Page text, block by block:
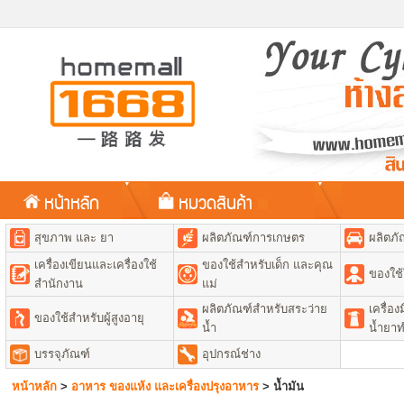
หน้าหลัก หมวดสินค้า
สุขภาพ และ ยา ผลิตภัณฑ์การเกษตร
ผลิตภั
เครื่องเขียนและเครื่องใช้
สำนักงาน
ของใช้สำหรับเด็ก และคุณ
แม่
ของใ
ของใช้สำหรับผู้สูงอายุ
ผลิตภัณฑ์สำหรับสระว่าย
น้ำ
เครื่อ
น้ำยา
บรรจุภัณฑ์
อุปกรณ์ช่าง
หน้าหลัก > อาหาร ของแห้ง และเครื่องปรุงอาหาร > น้ำมัน